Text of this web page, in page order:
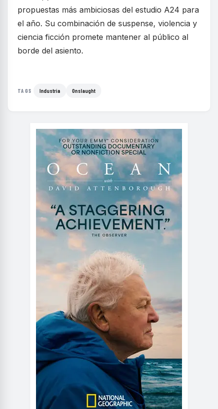
propuestas más ambiciosas del estudio A24 para
el año. Su combinación de suspense, violencia y
ciencia ficción promete mantener al público al
borde del asiento.
TAGS Industria Onslaught